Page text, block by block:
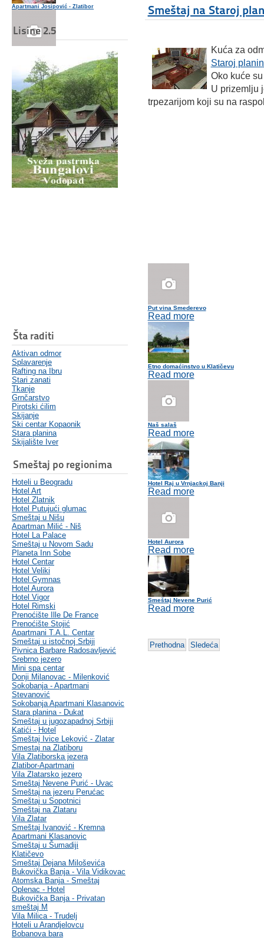
Apartmani Josipović - Zlatibor
Smestaj u Topoli
Smeštaj u Ivanjici
Lisine 2.5
Šta raditi
Aktivan odmor
Splavarenje
Rafting na Ibru
Stari zanati
Tkanje
Grnčarstvo
Pirotski ćilim
Skijanje
Ski centar Kopaonik
Stara planina
Skijalište Iver
Smeštaj po regionima
Hoteli u Beogradu
Hotel Art
Hotel Zlatnik
Hotel Putujući glumac
Smeštaj u Nišu
Apartman Milić - Niš
Hotel La Palace
Smeštaj u Novom Sadu
Planeta Inn Sobe
Hotel Centar
Hotel Veliki
Hotel Gymnas
Hotel Aurora
Hotel Vigor
Hotel Rimski
Prenoćište Ille De France
Prenoćište Stojić
Apartmani T.A.L. Centar
Smeštaj u istočnoj Srbiji
Pivnica Barbare Radosavljević
Srebrno jezero
Mini spa centar
Donji Milanovac - Milenković
Sokobanja - Apartmani
Stevanović
Sokobanja Apartmani Klasanovic
Stara planina - Dukat
Smeštaj u jugozapadnoj Srbiji
Katići - Hotel
Smeštaj Ivice Leković - Zlatar
Smestaj na Zlatiboru
Vila Zlatiborska jezera
Zlatibor-Apartmani
Vila Zlatarsko jezero
Smeštaj Nevene Purić - Uvac
Smeštaj na jezeru Perućac
Smeštaj u Sopotnici
Smeštaj na Zlataru
Vila Zlatar
Smeštaj Ivanović - Kremna
Apartmani Klasanovic
Smeštaj u Šumadiji
Klatičevo
Smeštaj Dejana Miloševića
Bukovička Banja - Vila Vidikovac
Atomska Banja - Smeštaj
Oplenac - Hotel
Bukovička Banja - Privatan
smeštaj M
Vila Milica - Trudelj
Hoteli u Arandjelovcu
Bobanova bara
Smeštaj na Staroj
Kuća za
Staroj
Oko kuće
U prizemlju
trpezarijom koji su na
Put vina Smederevo
Read more
Etno domaćinstvo u Klatičevu
Read more
Naš salaš
Read more
Hotel Raj u Vrnjackoj Banji
Read more
Hotel Aurora
Read more
Smeštaj Nevene Purić
Read more
Prethodna Sledeća